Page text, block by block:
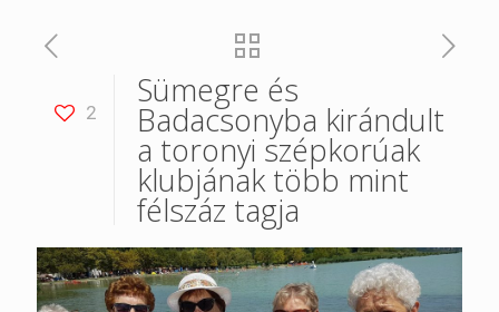
2
Sümegre és
Badacsonyba kirándult
a toronyi szépkorúak
klubjának több mint
félszáz tagja